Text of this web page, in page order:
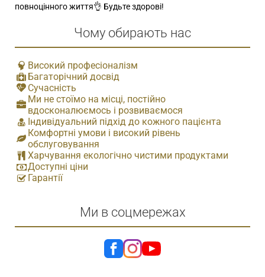
повноцінного життя👌 Будьте здорові!
Чому обирають нас
Високий професіоналізм
Багаторічний досвід
Сучасність
Ми не стоїмо на місці, постійно
вдосконалюємось і розвиваємося
Індивідуальний підхід до кожного пацієнта
Комфортні умови і високий рівень
обслуговування
Харчування екологічно чистими продуктами
Доступні ціни
Гарантії
Ми в соцмережах